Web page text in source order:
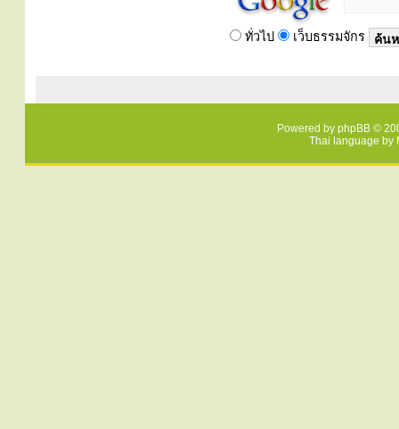
ทั่วไป เว็บธรรมจักร
Powered by phpBB ©
Thai language by